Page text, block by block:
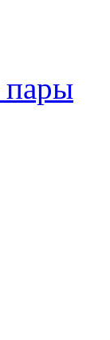
пары